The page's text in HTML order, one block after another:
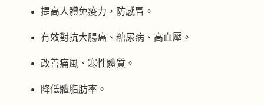
提高人體免疫力，防感冒。
有效對抗大腸癌、糖尿病、高血壓。
改善痛風、寒性體質。
降低體脂肪率。